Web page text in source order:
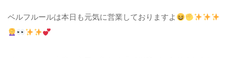
ベルフルールは本日も元気に営業しておりますよ